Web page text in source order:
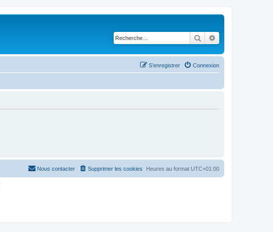
Rechercher
Connexion
S’enregistrer
Heures au format UTC+01:00
Supprimer les cookies
Nous contacter